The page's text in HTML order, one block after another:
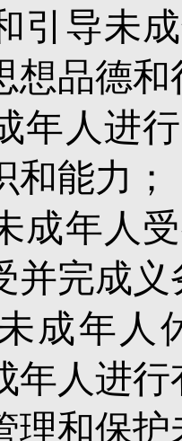
引导未
想品德
年人进
和能力；
成年人
并完成义
成年
年人进
理和保